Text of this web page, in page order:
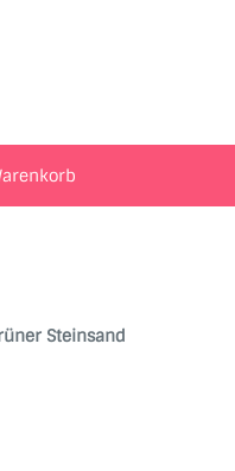
Steinsand